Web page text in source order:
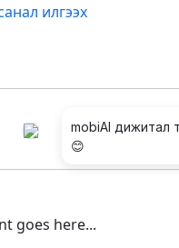
илгээх
goes here...
mobiAI дижитал
😊